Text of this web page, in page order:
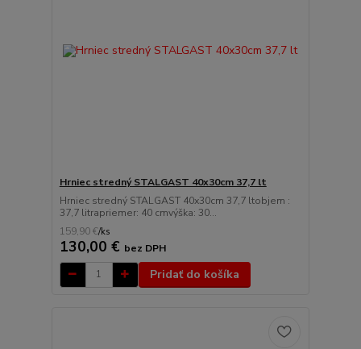
Hrniec stredný STALGAST 40x30cm 37,7 lt
Hrniec stredný STALGAST 40x30cm 37,7 ltobjem :
37,7 litrapriemer: 40 cmvýška: 30...
159,90 €/ks
130,00 € bez DPH
Pridať do košíka